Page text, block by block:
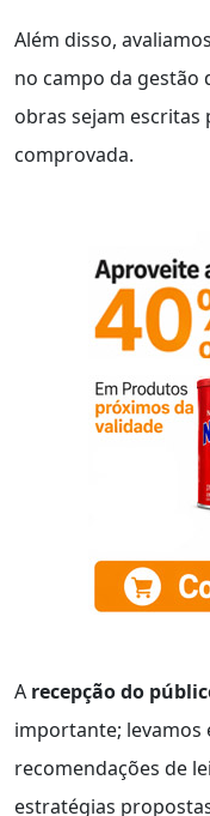
Além disso,
no campo da gestão
obras sejam escritas
comprovada.
A recepção do
importante; levamos
recomendações de
estratégias